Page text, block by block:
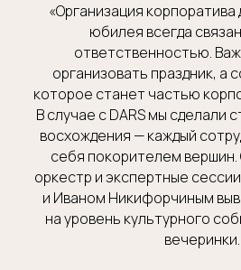
«Организация
юбилея всегда
ответственностью.
организовать праздник, а
которое станет частью
В случае с DARS мы сделали
восхождения — каждый
себя покорителем
оркестр и экспертные
и Иваном Никифорчиным
на уровень культурного
вечеринки.